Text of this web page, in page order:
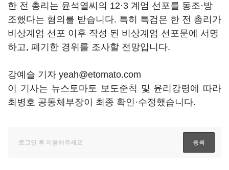
한 전 총리는 윤석열씨의 12·3 계엄 선포를 동조·방
조했다는 혐의를 받습니다. 특히 특검은 한 전 총리가
비상계엄 선포 이후 작성 된 비상계엄 선포문에 서명
하고, 폐기한 경위를 조사할 전망입니다.
강예슬 기자 yeah@etomato.com
이 기사는 뉴스토마토 보도준칙 및 윤리강령에 따라
최병호 공동체부장이 최종 확인·수정했습니다.